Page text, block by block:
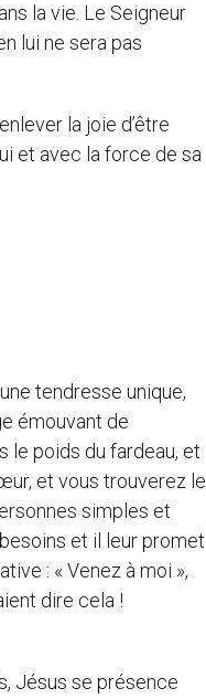
la vie. Le Seigneur
lui ne sera pas
la joie d’être
et avec la force de sa
tendresse unique,
émouvant de
le poids du fardeau, et
et vous trouverez le
simples et
et il leur promet
: « Venez à moi »,
dire cela !
Jésus se présence